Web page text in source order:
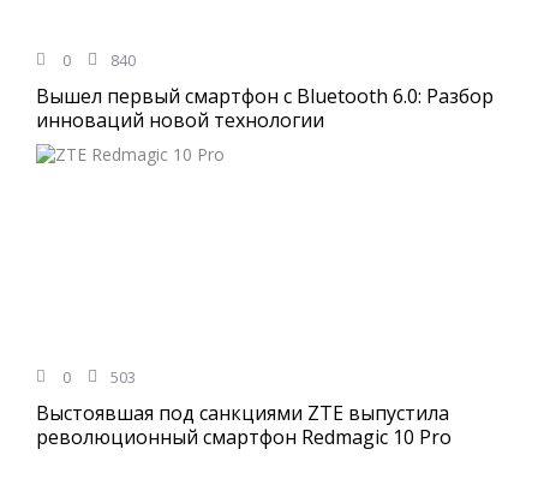
0 840
Вышел первый смартфон с Bluetooth 6.0: Разбор
инноваций новой технологии
0 503
Выстоявшая под санкциями ZTE выпустила
революционный смартфон Redmagic 10 Pro